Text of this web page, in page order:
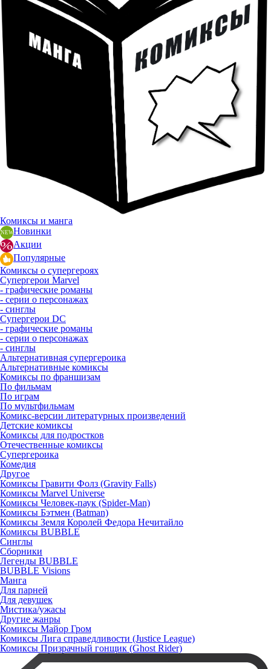
Комиксы и манга
Новинки
Акции
Популярные
Комиксы о супергероях
Супергерои Marvel
- графические романы
- серии о персонажах
- синглы
Супергерои DC
- графические романы
- серии о персонажах
- синглы
Альтернативная супергероика
Альтернативные комиксы
Комиксы по франшизам
По фильмам
По играм
По мультфильмам
Комикс-версии литературных произведений
Детские комиксы
Комиксы для подростков
Отечественные комиксы
Супергероика
Комедия
Другое
Комиксы Гравити Фолз (Gravity Falls)
Комиксы Marvel Universe
Комиксы Человек-паук (Spider-Man)
Комиксы Бэтмен (Batman)
Комиксы Земля Королей Федора Нечитайло
Комиксы BUBBLE
Синглы
Сборники
Легенды BUBBLE
BUBBLE Visions
Манга
Для парней
Для девушек
Мистика/ужасы
Другие жанры
Комиксы Майор Гром
Комиксы Лига справедливости (Justice League)
Комиксы Призрачный гонщик (Ghost Rider)